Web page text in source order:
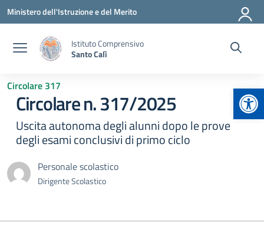
Vai ai contenuti
Vai al menu di navigazione
Vai al footer
Ministero dell'Istruzione e del Merito
Istituto Comprensivo
Santo Calì
Circolare 317
Circolare n. 317/2025
Uscita autonoma degli alunni dopo le prove
degli esami conclusivi di primo ciclo
Personale scolastico
Dirigente Scolastico